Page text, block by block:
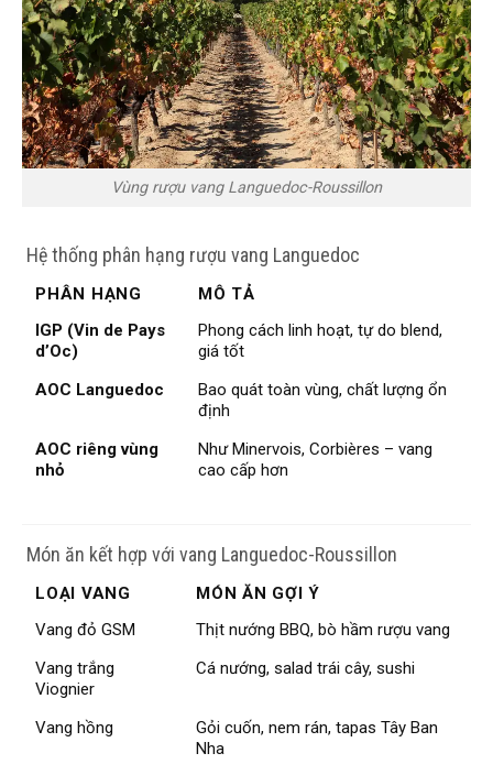
Vùng rượu vang Languedoc-Roussillon
️ Hệ thống phân hạng rượu vang Languedoc
PHÂN HẠNG
MÔ TẢ
IGP (Vin de Pays
d’Oc)
Phong cách linh hoạt, tự do blend,
giá tốt
AOC Languedoc
Bao quát toàn vùng, chất lượng ổn
định
AOC riêng vùng
nhỏ
Như Minervois, Corbières – vang
cao cấp hơn
️ Món ăn kết hợp với vang Languedoc-Roussillon
LOẠI VANG
MÓN ĂN GỢI Ý
Vang đỏ GSM
Thịt nướng BBQ, bò hầm rượu vang
Vang trắng
Viognier
Cá nướng, salad trái cây, sushi
Vang hồng
Gỏi cuốn, nem rán, tapas Tây Ban
Nha